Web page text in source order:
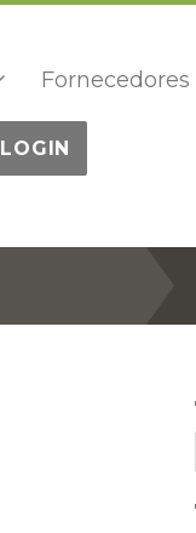
Fornecedores
LOGIN